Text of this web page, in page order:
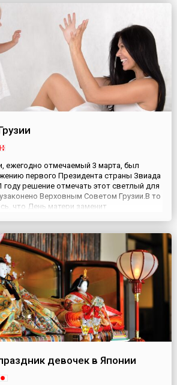
1878 года был подписан м...
ежегодно отмечаемый 3 марта, был
первого Президента страны Звиада
году решение отмечать этот светлый для
Верховным Советом Грузии.В то
что День матери заменит
девочек в Японии